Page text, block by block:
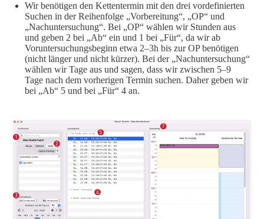
Wir benötigen den Kettentermin mit den drei vordefinierten
Suchen in der Reihenfolge „Vorbereitung“, „OP“ und
„Nachuntersuchung“. Bei „OP“ wählen wir Stunden aus
und geben 2 bei „Ab“ ein und 1 bei „Für“, da wir ab
Voruntersuchungsbeginn etwa 2–3h bis zur OP benötigen
(nicht länger und nicht kürzer). Bei der „Nachuntersuchung“
wählen wir Tage aus und sagen, dass wir zwischen 5–9
Tage nach dem vorherigen Termin suchen. Daher geben wir
bei „Ab“ 5 und bei „Für“ 4 an.